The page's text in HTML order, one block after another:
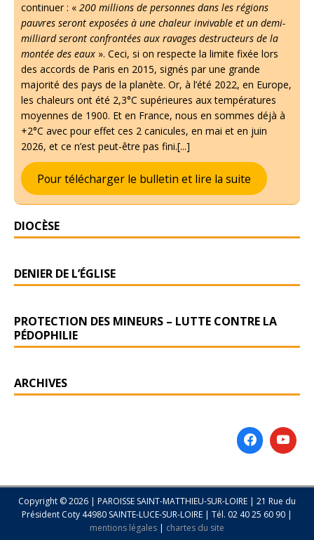
continuer : « 200 millions de personnes dans les régions
pauvres seront exposées à une chaleur invivable et un demi-
milliard seront confrontées aux ravages destructeurs de la
montée des eaux ». Ceci, si on respecte la limite fixée lors
des accords de Paris en 2015, signés par une grande
majorité des pays de la planète. Or, à l’été 2022, en Europe,
les chaleurs ont été 2,3°C supérieures aux températures
moyennes de 1900. Et en France, nous en sommes déjà à
+2°C avec pour effet ces 2 canicules, en mai et en juin
2026, et ce n’est peut-être pas fini.[...]
Pour télécharger le bulletin et lire la suite
DIOCÈSE
DENIER DE L’ÉGLISE
PROTECTION DES MINEURS – LUTTE CONTRE LA
PÉDOPHILIE
ARCHIVES
Copyright © 2026 | PAROISSE SAINT-MATTHIEU-SUR-LOIRE | 21 Rue du
Président Coty 44980 SAINTE-LUCE-SUR-LOIRE | Tél. 02 40 25 60 90 |
mentions légales | chartes du site